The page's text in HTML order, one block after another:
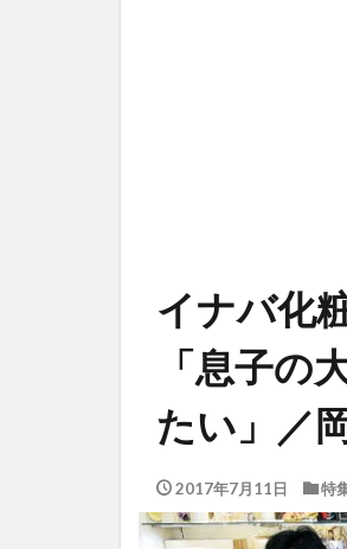
イナバ化
「息子の
たい」／
2017年7月11日 特